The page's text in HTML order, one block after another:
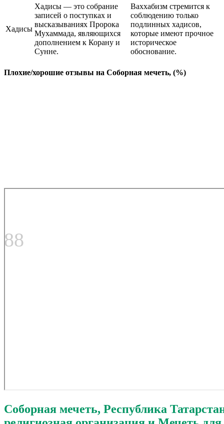
Хадисы
Хадисы — это собрание
записей о поступках и
высказываниях Пророка
Мухаммада, являющихся
дополнением к Корану и
Сунне.
Ваххабизм стремится к
соблюдению только
подлинных хадисов,
которые имеют прочное
историческое
обоснование.
Плохие/хорошие отзывы на Соборная мечеть, (%)
88
Соборная мечеть, Республика